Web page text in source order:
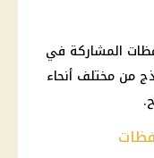
المشاركة في
من مختلف أنحاء